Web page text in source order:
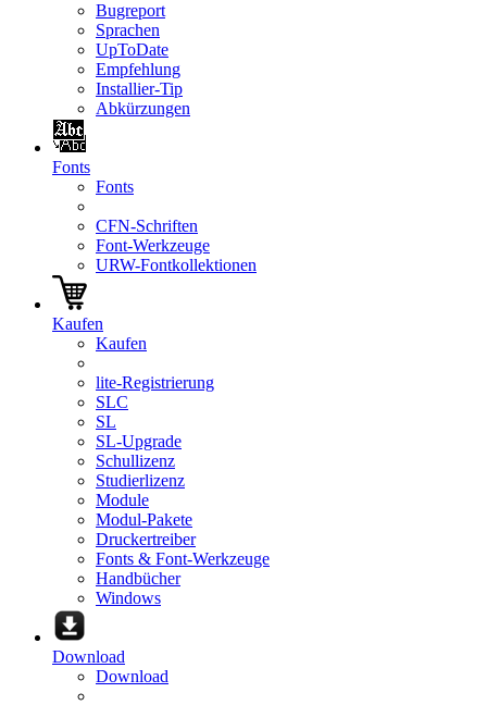
Bugreport
Sprachen
UpToDate
Empfehlung
Installier-Tip
Abkürzungen
Fonts
Fonts
CFN-Schriften
Font-Werkzeuge
URW-Fontkollektionen
Kaufen
Kaufen
lite-Registrierung
SLC
SL
SL-Upgrade
Schullizenz
Studierlizenz
Module
Modul-Pakete
Druckertreiber
Fonts & Font-Werkzeuge
Handbücher
Windows
Download
Download